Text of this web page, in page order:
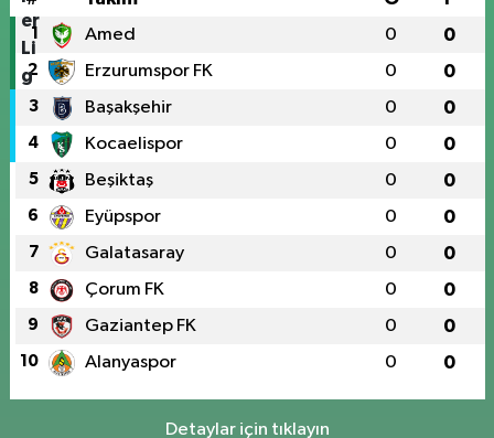
1 Amed 0 0
2 Erzurumspor FK 0 0
3 Başakşehir 0 0
4 Kocaelispor 0 0
5 Beşiktaş 0 0
6 Eyüpspor 0 0
7 Galatasaray 0 0
8 Çorum FK 0 0
9 Gaziantep FK 0 0
10 Alanyaspor 0 0
Detaylar için tıklayın